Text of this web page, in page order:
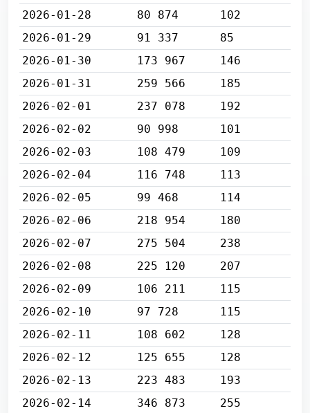
2026-01-28
80 874
102
2026-01-29
91 337
85
2026-01-30
173 967
146
2026-01-31
259 566
185
2026-02-01
237 078
192
2026-02-02
90 998
101
2026-02-03
108 479
109
2026-02-04
116 748
113
2026-02-05
99 468
114
2026-02-06
218 954
180
2026-02-07
275 504
238
2026-02-08
225 120
207
2026-02-09
106 211
115
2026-02-10
97 728
115
2026-02-11
108 602
128
2026-02-12
125 655
128
2026-02-13
223 483
193
2026-02-14
346 873
255